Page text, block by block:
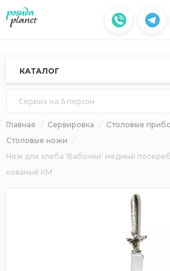
КАТАЛОГ
Сервиз на 6 персон
Главная Сервировка
Столовые
Столовые ножи
Нож для хлеба 'Бабочки' медный
кованый КМ